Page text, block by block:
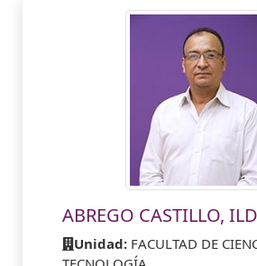
ABREGO CASTILLO,
Unidad: FACULTAD DE